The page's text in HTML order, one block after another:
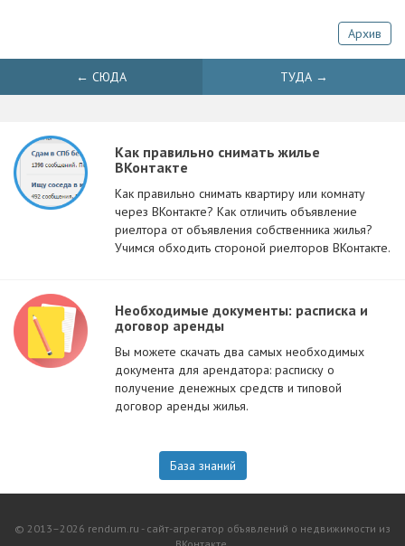
Архив
← СЮДА ТУДА →
Как правильно снимать жилье
ВКонтакте
Как правильно снимать квартиру или комнату
через ВКонтакте? Как отличить объявление
риелтора от объявления собственника жилья?
Учимся обходить стороной риелторов ВКонтакте.
Необходимые документы: расписка и
договор аренды
Вы можете скачать два самых необходимых
документа для арендатора: расписку о
получение денежных средств и типовой
договор аренды жилья.
База знаний
© 2013–2026 rendum.ru - сайт-агрегатор объявлений о недвижимости из